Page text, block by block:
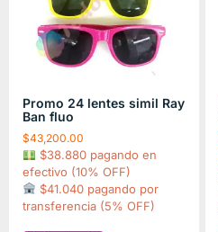
Promo 24 lentes simil Ray
Ban fluo
$43,200.00
$38.880 pagando en
efectivo (10% OFF)
$41.040 pagando por
transferencia (5% OFF)